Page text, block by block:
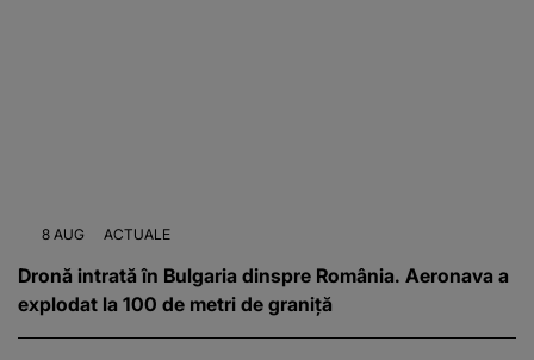
8 AUG ACTUALE
Dronă intrată în Bulgaria dinspre România. Aeronava a
explodat la 100 de metri de graniță